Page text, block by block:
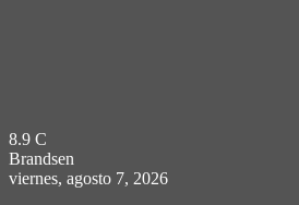
8.9 C
Brandsen
viernes, agosto 7, 2026